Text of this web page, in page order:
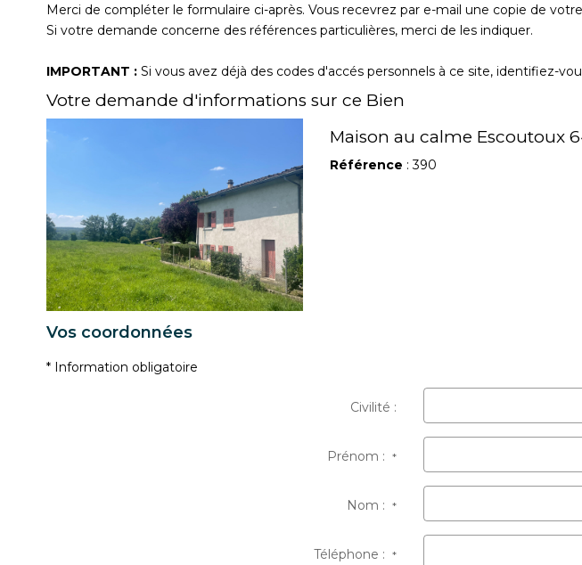
Merci de compléter le formulaire ci-après. Vous recevrez par e-mail une copie de
Si votre demande concerne des références particulières, merci de les indiquer.
IMPORTANT : Si vous avez déjà des codes d'accés personnels à ce site, identifiez-
Votre demande d'informations sur ce Bien
Maison au calme Escoutoux
Référence : 390
Vos coordonnées
* Information obligatoire
Civilité :
Prénom :*
Nom :*
Téléphone :*